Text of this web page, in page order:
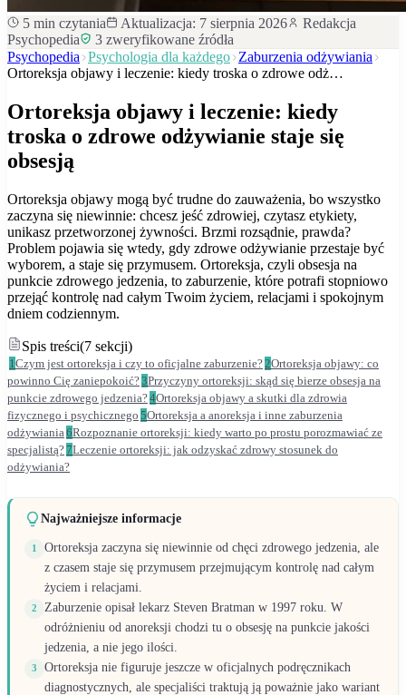
5 min czytania Aktualizacja: 7 sierpnia 2026
Redakcja
Psychopedia
3 zweryfikowane źródła
Psychopedia Psychologia dla każdego Zaburzenia odżywiania
Ortoreksja objawy i leczenie: kiedy troska o zdrowe odż…
Ortoreksja objawy i leczenie: kiedy
troska o zdrowe odżywianie staje się
obsesją
Ortoreksja objawy mogą być trudne do zauważenia, bo wszystko
zaczyna się niewinnie: chcesz jeść zdrowiej, czytasz etykiety,
unikasz przetworzonej żywności. Brzmi rozsądnie, prawda?
Problem pojawia się wtedy, gdy zdrowe odżywianie przestaje być
wyborem, a staje się przymusem. Ortoreksja, czyli obsesja na
punkcie zdrowego jedzenia, to zaburzenie, które potrafi stopniowo
przejąć kontrolę nad całym Twoim życiem, relacjami i spokojnym
dniem codziennym.
Spis treści(7 sekcji)
1 Czym jest ortoreksja i czy to oficjalne zaburzenie? 2Ortoreksja objawy: co
powinno Cię zaniepokoić?3Przyczyny ortoreksji: skąd się bierze obsesja na
punkcie zdrowego jedzenia?4Ortoreksja objawy a skutki dla zdrowia
fizycznego i psychicznego 5Ortoreksja a anoreksja i inne zaburzenia
odżywiania 6Rozpoznanie ortoreksji: kiedy warto po prostu porozmawiać ze
specjalistą? 7Leczenie ortoreksji: jak odzyskać zdrowy stosunek do
odżywiania?
Najważniejsze informacje
1
Ortoreksja zaczyna się niewinnie od chęci zdrowego jedzenia, ale
z czasem staje się przymusem przejmującym kontrolę nad całym
życiem i relacjami.
2
Zaburzenie opisał lekarz Steven Bratman w 1997 roku. W
odróżnieniu od anoreksji chodzi tu o obsesję na punkcie jakości
jedzenia, a nie jego ilości.
3
Ortoreksja nie figuruje jeszcze w oficjalnych podręcznikach
diagnostycznych, ale specjaliści traktują ją poważnie jako wariant